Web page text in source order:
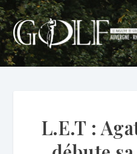
L.E.T :